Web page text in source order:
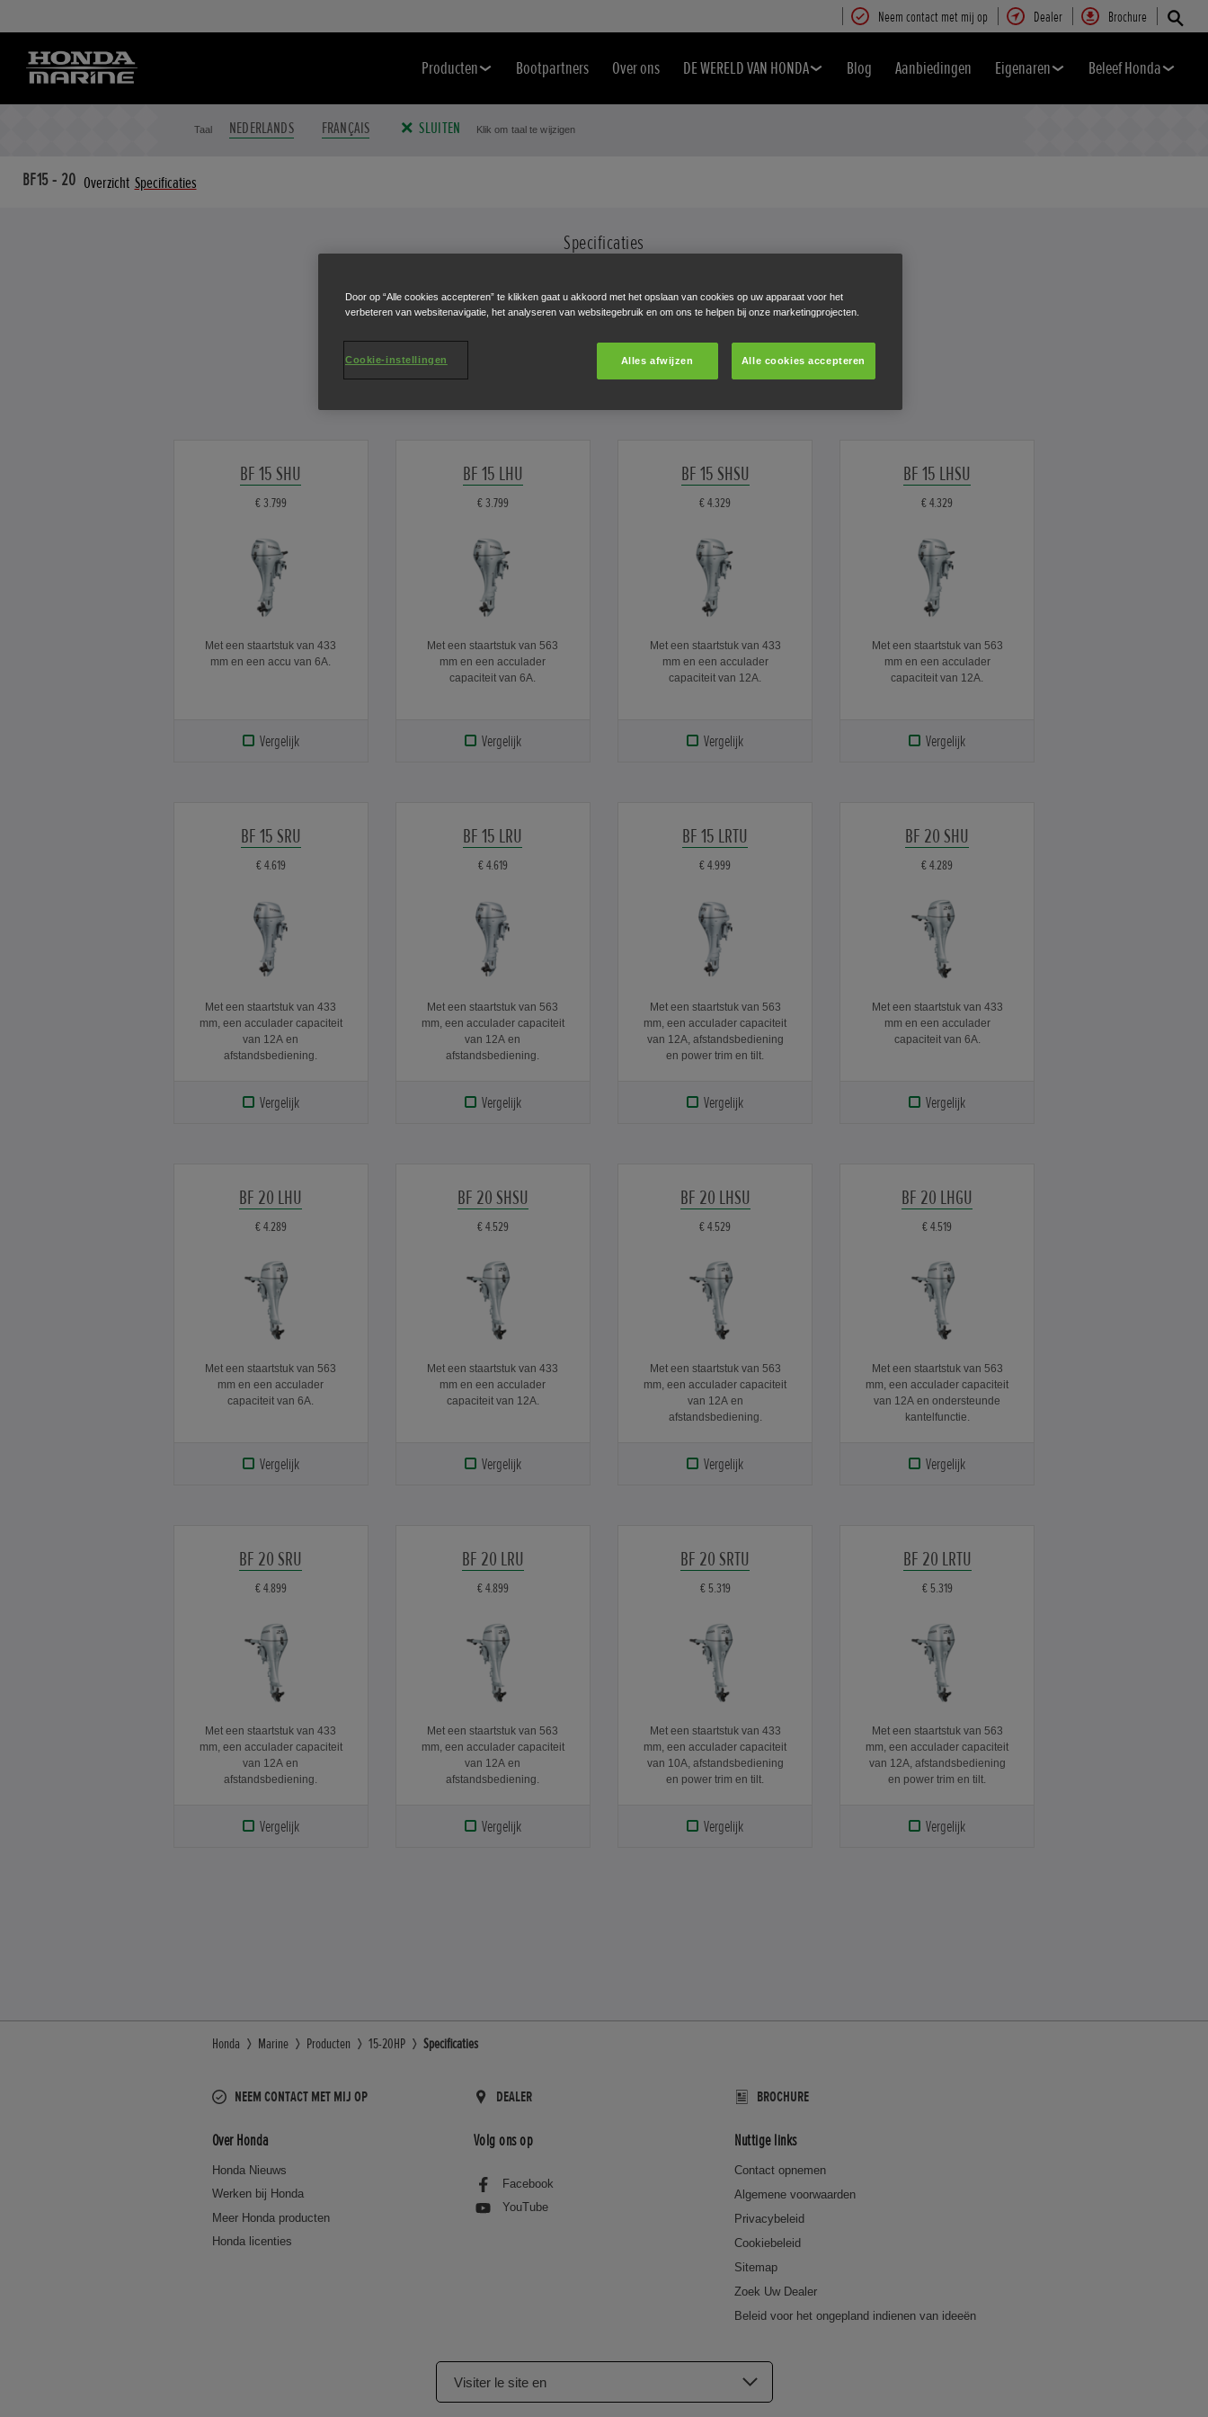
Neem contact met mij op Dealer Brochure
Producten Bootpartners Over ons DE WERELD VAN HONDA Blog Aanbiedingen Eigenaren Beleef Honda
Taal NEDERLANDS FRANÇAIS SLUITEN Klik om taal te wijzigen
BF15 - 20 Overzicht Specificaties
Specificaties
Selecteer een motor om de specificatiedetails te bekijken.
BF 15 SHU
€ 3.799
Met een staartstuk van 433
mm en een accu van 6A.
Vergelijk
BF 15 LHU
€ 3.799
Met een staartstuk van 563
mm en een acculader
capaciteit van 6A.
Vergelijk
BF 15 SHSU
€ 4.329
Met een staartstuk van 433
mm en een acculader
capaciteit van 12A.
Vergelijk
BF 15 LHSU
€ 4.329
Met een staartstuk van 563
mm en een acculader
capaciteit van 12A.
Vergelijk
BF 15 SRU
€ 4.619
Met een staartstuk van 433
mm, een acculader capaciteit
van 12A en
afstandsbediening.
Vergelijk
BF 15 LRU
€ 4.619
Met een staartstuk van 563
mm, een acculader capaciteit
van 12A en
afstandsbediening.
Vergelijk
BF 15 LRTU
€ 4.999
Met een staartstuk van 563
mm, een acculader capaciteit
van 12A, afstandsbediening
en power trim en tilt.
Vergelijk
BF 20 SHU
€ 4.289
Met een staartstuk van 433
mm en een acculader
capaciteit van 6A.
Vergelijk
BF 20 LHU
€ 4.289
Met een staartstuk van 563
mm en een acculader
capaciteit van 6A.
Vergelijk
BF 20 SHSU
€ 4.529
Met een staartstuk van 433
mm en een acculader
capaciteit van 12A.
Vergelijk
BF 20 LHSU
€ 4.529
Met een staartstuk van 563
mm, een acculader capaciteit
van 12A en
afstandsbediening.
Vergelijk
BF 20 LHGU
€ 4.519
Met een staartstuk van 563
mm, een acculader capaciteit
van 12A en ondersteunde
kantelfunctie.
Vergelijk
BF 20 SRU
€ 4.899
Met een staartstuk van 433
mm, een acculader capaciteit
van 12A en
afstandsbediening.
Vergelijk
BF 20 LRU
€ 4.899
Met een staartstuk van 563
mm, een acculader capaciteit
van 12A en
afstandsbediening.
Vergelijk
BF 20 SRTU
€ 5.319
Met een staartstuk van 433
mm, een acculader capaciteit
van 10A, afstandsbediening
en power trim en tilt.
Vergelijk
BF 20 LRTU
€ 5.319
Met een staartstuk van 563
mm, een acculader capaciteit
van 12A, afstandsbediening
en power trim en tilt.
Vergelijk
Honda Marine Producten 15-20HP Specificaties
NEEM CONTACT MET MIJ OP DEALER BROCHURE
Over Honda
Honda Nieuws
Werken bij Honda
Meer Honda producten
Honda licenties
Volg ons op
Facebook
YouTube
Nuttige links
Contact opnemen
Algemene voorwaarden
Privacybeleid
Cookiebeleid
Sitemap
Zoek Uw Dealer
Beleid voor het ongepland indienen van ideeën
Visiter le site en
Door op “Alle cookies accepteren” te klikken gaat u akkoord met het opslaan van cookies op uw apparaat voor het
verbeteren van websitenavigatie, het analyseren van websitegebruik en om ons te helpen bij onze marketingprojecten.
Alles afwijzen Alle cookies accepteren
Cookie-instellingen